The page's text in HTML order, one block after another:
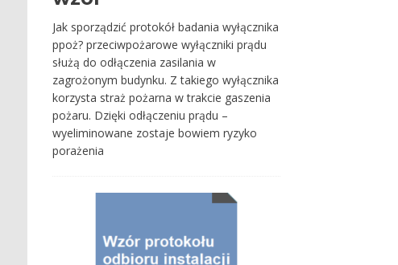
Jak sporządzić protokół badania wyłącznika
ppoż? przeciwpożarowe wyłączniki prądu
służą do odłączenia zasilania w
zagrożonym budynku. Z takiego wyłącznika
korzysta straż pożarna w trakcie gaszenia
pożaru. Dzięki odłączeniu prądu –
wyeliminowane zostaje bowiem ryzyko
porażenia